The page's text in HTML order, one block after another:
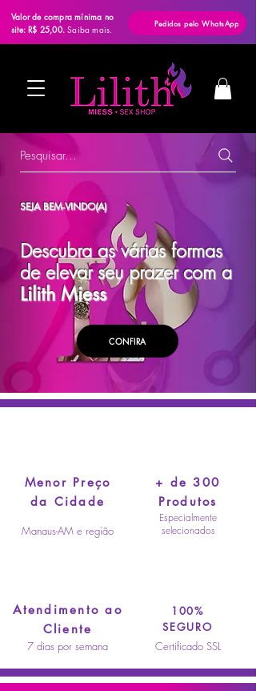
Valor de compra mínima no
site: R$ 25,00.Saiba mais. Pedidos pelo WhatsApp
Pesquisar...
SEJA BEM-VINDO(A)
Descubra as várias formas
de elevar seu prazer com a
Lilith Miess
CONFIRA
Menor Preço
da Cidade
Manaus-AM e região
Atendimento ao
Cliente
7 dias por semana
+ de 300
Produtos
Especialmente
selecionados
100%
SEGURO
Certificado SSL